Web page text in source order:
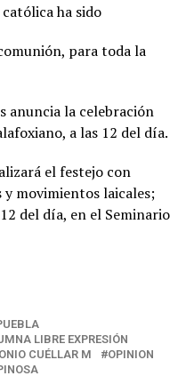
ha sido
para toda la
anuncia la celebración
a las 12 del día.
el festejo con
y movimientos laicales;
del día, en el Seminario
LIBRE EXPRESIÓN
CUÉLLAR M
OPINION